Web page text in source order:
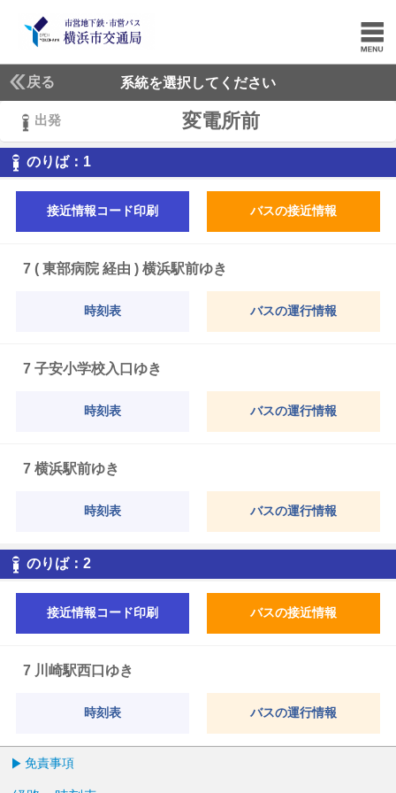
戻る 系統を選択してください
出発 変電所前
のりば： 1
接近情報コード印刷 バスの接近情報
7 ( 東部病院 経由 ) 横浜駅前ゆき
時刻表 バスの運行情報
7 子安小学校入口ゆき
時刻表 バスの運行情報
7 横浜駅前ゆき
時刻表 バスの運行情報
のりば： 2
接近情報コード印刷 バスの接近情報
7 川崎駅西口ゆき
時刻表 バスの運行情報
免責事項